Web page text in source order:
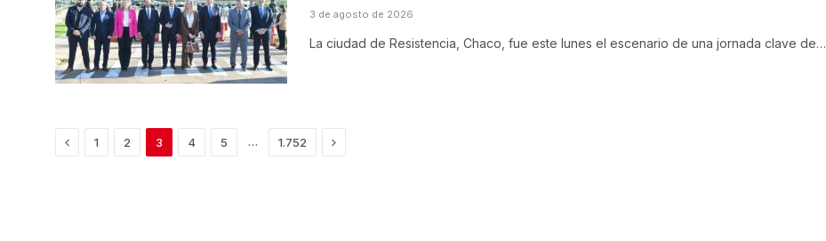
3 de agosto de 2026
La ciudad de Resistencia, Chaco, fue este lunes el escenario de una jornada clave de…
Previous
1 2 3 4 5 … 1.752 Next